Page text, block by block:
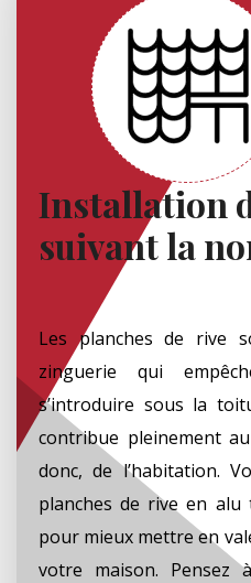
Installation
suivant la
Les planches de rive
zinguerie qui
s’introduire sous la
contribue pleinement
donc, de l’habitation.
planches de rive en alu
pour mieux mettre en
votre maison. Pensez